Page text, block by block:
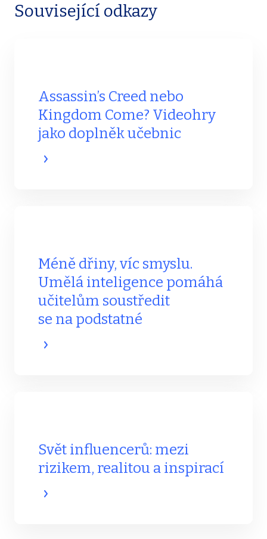
Související odkazy
Assassin’s Creed nebo
Kingdom Come? Videohry
jako doplněk učebnic
Méně dřiny, víc smyslu.
Umělá inteligence pomáhá
učitelům soustředit
se na podstatné
Svět influencerů: mezi
rizikem, realitou a inspirací